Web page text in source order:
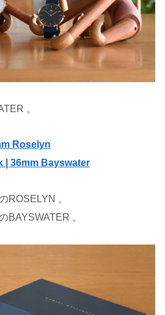
。
Roselyn
| 36mm Bayswater
ROSELYN 。
BAYSWATER 。